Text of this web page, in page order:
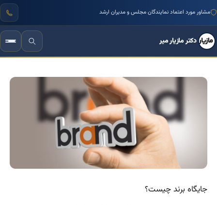
مشاور مورد اعتماد نمایندگان مجلس و مدیران ارشد
دکتر مازیار میر
جایگاه برند چیست؟